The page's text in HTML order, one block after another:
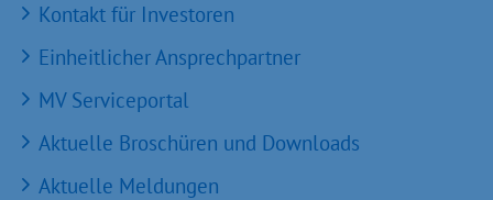
Kontakt für Investoren
Einheitlicher Ansprechpartner
MV Serviceportal
Aktuelle Broschüren und Downloads
Aktuelle Meldungen